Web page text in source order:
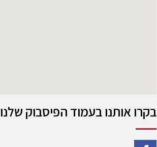
בקרו אותנו בעמוד הפיסבוק שלנו